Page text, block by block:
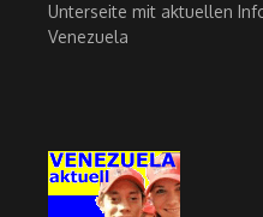
Unterseite mit aktuellen
Venezuela